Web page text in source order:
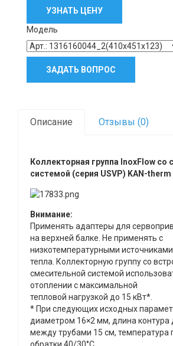
УЗНАТЬ ЦЕНУ
Модель
ЗАДАТЬ ВОПРОС
Описание Отзывы (0)
Коллекторная группа InoxFlow со
системой (серия USVP) KAN-therm
Внимание:
Применять адаптеры для
на верхней балке. Не применять с
низкотемпературными источниками
тепла. Коллекторную группу со
смесительной системой
отоплении с максимальной
тепловой нагрузкой до 15 кВт*.
* При следующих исходных
диаметром 16×2 мм, длина контура
между трубами 15 см, температура